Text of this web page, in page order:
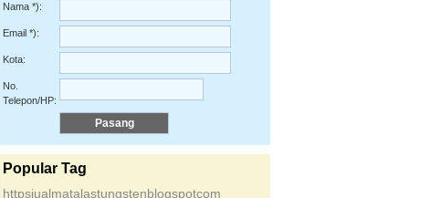
Nama *):
Email *):
Kota:
No.
Telepon/HP:
Popular Tag
httpsjualmatalastungstenblogspotcom